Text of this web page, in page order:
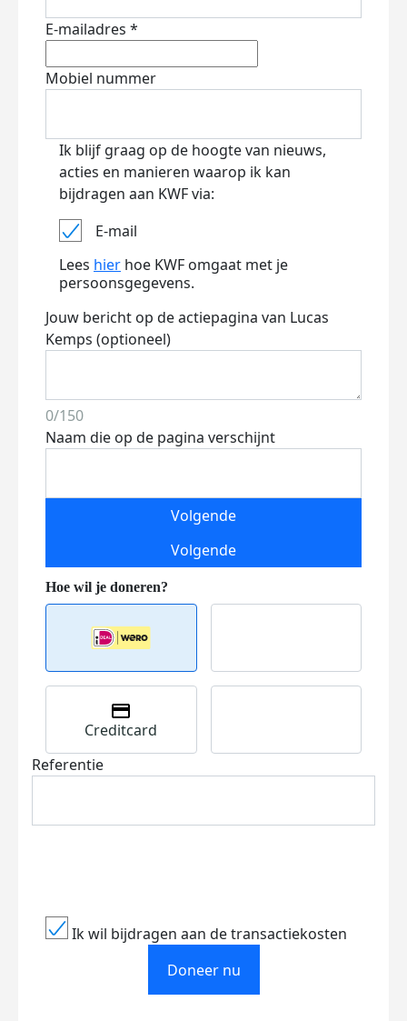
E-mailadres *
Mobiel nummer
Ik blijf graag op de hoogte van nieuws,
acties en manieren waarop ik kan
bijdragen aan KWF via:
E-mail
Lees hier hoe KWF omgaat met je
persoonsgegevens.
Jouw bericht op de actiepagina van Lucas
Kemps (optioneel)
0/150
Naam die op de pagina verschijnt
Volgende
Volgende
Creditcard
Referentie
Ik wil bijdragen aan de transactiekosten
Doneer nu